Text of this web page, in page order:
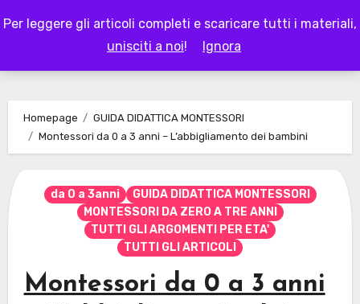
Per leggere gli articoli completi e scaricare tutti i materiali,
unisciti a noi! Ignora
to
LAPAPPADOLCE
Homepage
GUIDA DIDATTICA MONTESSORI
Montessori da 0 a 3 anni – L’abbigliamento dei bambini
da 0 a 3anni
GUIDA DIDATTICA MONTESSORI
MONTESSORI DA ZERO A TRE ANNI
TUTTI GLI ARGOMENTI PER ETA'
TUTTI GLI ARTICOLI
Montessori da 0 a 3 anni